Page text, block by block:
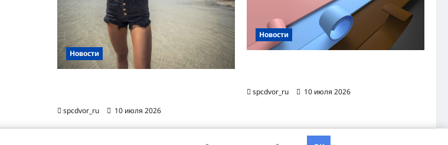
Новости
spcdvor_ru
10 июля 2026
Новости
spcdvor_ru
10 июля 2026